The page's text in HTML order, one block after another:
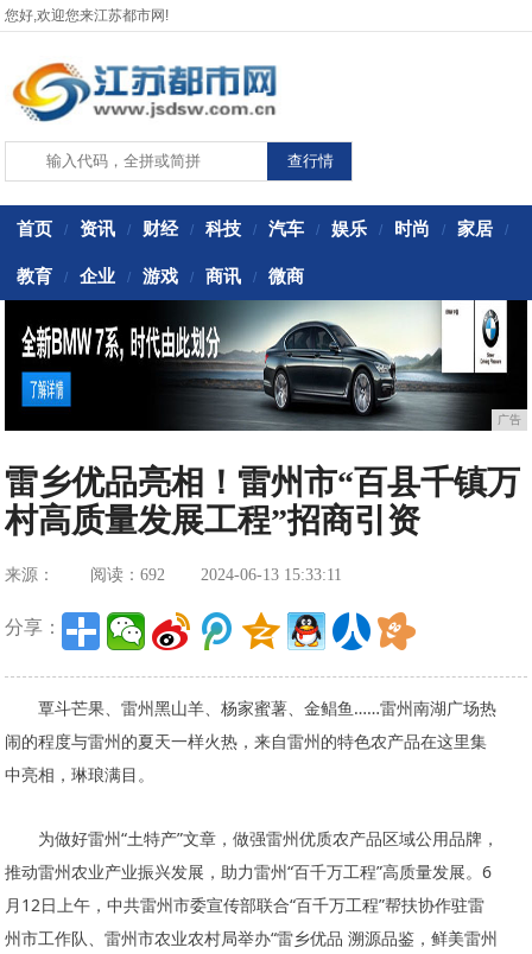
您好,欢迎您来江苏都市网!
首页 / 资讯 / 财经 / 科技 / 汽车 / 娱乐 / 时尚 / 家居 /
教育 / 企业 / 游戏 / 商讯 / 微商
广告
雷乡优品亮相！雷州市“百县千镇万
村高质量发展工程”招商引资
来源： 阅读：692 2024-06-13 15:33:11
分享：
覃斗芒果、雷州黑山羊、杨家蜜薯、金鲳鱼……雷州南湖广场热
闹的程度与雷州的夏天一样火热，来自雷州的特色农产品在这里集
中亮相，琳琅满目。
为做好雷州“土特产”文章，做强雷州优质农产品区域公用品牌，
推动雷州农业产业振兴发展，助力雷州“百千万工程”高质量发展。6
月12日上午，中共雷州市委宣传部联合“百千万工程”帮扶协作驻雷
州市工作队、雷州市农业农村局举办“雷乡优品 溯源品鉴，鲜美雷州